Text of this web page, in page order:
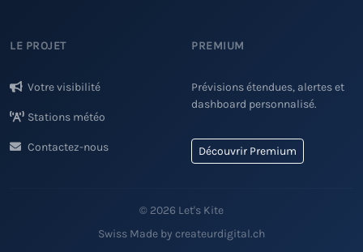
LE PROJET
Votre visibilité
Stations météo
Contactez-nous
PREMIUM
Prévisions étendues, alertes et
dashboard personnalisé.
Découvrir Premium
© 2026 Let's Kite
Swiss Made by createurdigital.ch